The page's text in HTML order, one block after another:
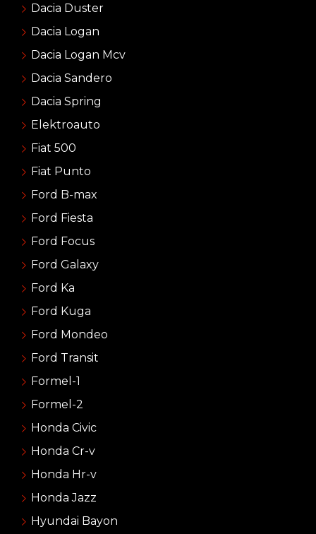
Dacia Duster
Dacia Logan
Dacia Logan Mcv
Dacia Sandero
Dacia Spring
Elektroauto
Fiat 500
Fiat Punto
Ford B-max
Ford Fiesta
Ford Focus
Ford Galaxy
Ford Ka
Ford Kuga
Ford Mondeo
Ford Transit
Formel-1
Formel-2
Honda Civic
Honda Cr-v
Honda Hr-v
Honda Jazz
Hyundai Bayon